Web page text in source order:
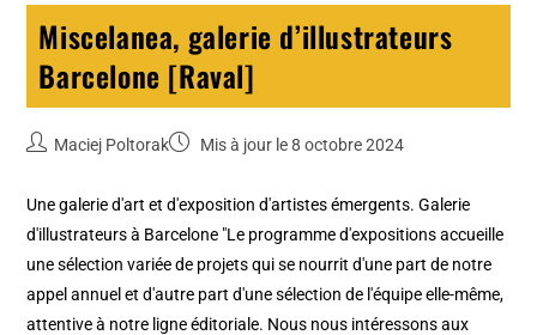
Miscelanea, galerie d’illustrateurs
Barcelone [Raval]
Maciej Poltorak Mis à jour le 8 octobre 2024
Une galerie d'art et d'exposition d'artistes émergents. Galerie
d'illustrateurs à Barcelone "Le programme d'expositions accueille
une sélection variée de projets qui se nourrit d'une part de notre
appel annuel et d'autre part d'une sélection de l'équipe elle-même,
attentive à notre ligne éditoriale. Nous nous intéressons aux